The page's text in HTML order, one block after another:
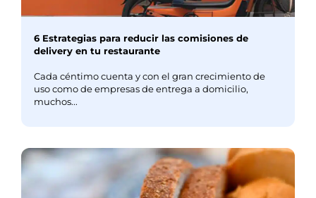
6 Estrategias para reducir las comisiones de
delivery en tu restaurante
Cada céntimo cuenta y con el gran crecimiento de
uso como de empresas de entrega a domicilio,
muchos...